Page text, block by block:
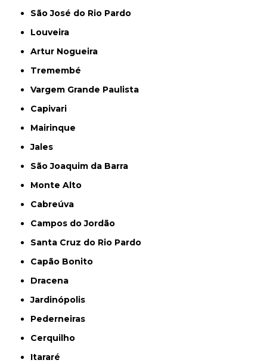
São José do Rio Pardo
Louveira
Artur Nogueira
Tremembé
Vargem Grande Paulista
Capivari
Mairinque
Jales
São Joaquim da Barra
Monte Alto
Cabreúva
Campos do Jordão
Santa Cruz do Rio Pardo
Capão Bonito
Dracena
Jardinópolis
Pederneiras
Cerquilho
Itararé